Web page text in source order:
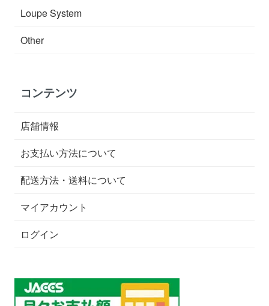
Loupe System
Other
コンテンツ
店舗情報
お支払い方法について
配送方法・送料について
マイアカウント
ログイン